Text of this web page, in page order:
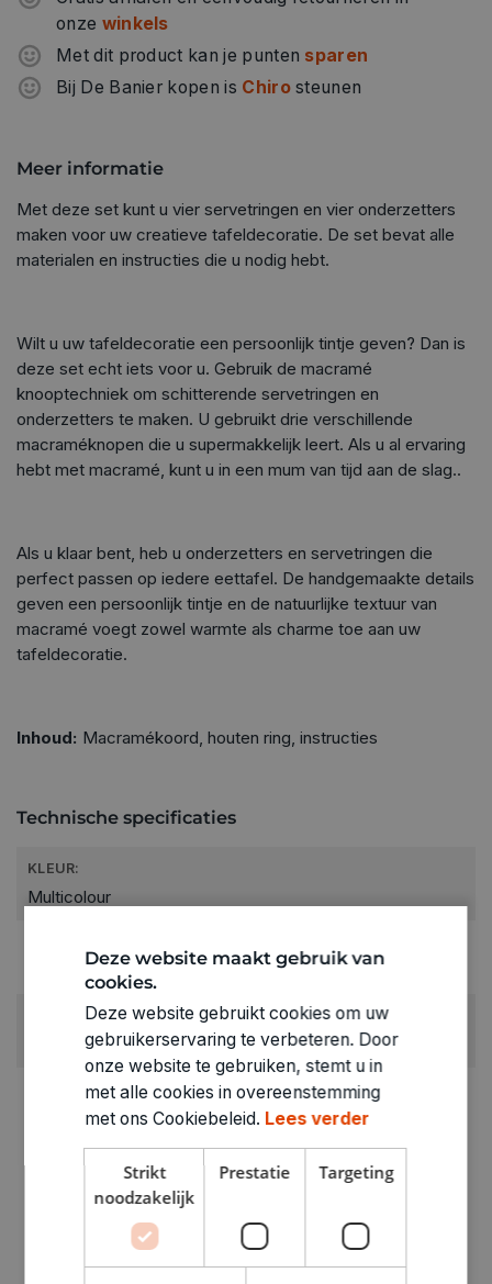
onze winkels
Met dit product kan je punten sparen
Bij De Banier kopen is Chirosteunen
Meer informatie
Met deze set kunt u vier servetringen en vier onderzetters
maken voor uw creatieve tafeldecoratie. De set bevat alle
materialen en instructies die u nodig hebt.
Wilt u uw tafeldecoratie een persoonlijk tintje geven? Dan is
deze set echt iets voor u. Gebruik de macramé
knooptechniek om schitterende servetringen en
onderzetters te maken. U gebruikt drie verschillende
macraméknopen die u supermakkelijk leert. Als u al ervaring
hebt met macramé, kunt u in een mum van tijd aan de slag..
Als u klaar bent, heb u onderzetters en servetringen die
perfect passen op iedere eettafel. De handgemaakte details
geven een persoonlijk tintje en de natuurlijke textuur van
macramé voegt zowel warmte als charme toe aan uw
tafeldecoratie.
Inhoud: Macramékoord, houten ring, instructies
Technische specificaties
KLEUR:
Multicolour
RUBRIEK:
Pakketten & koffers
ARTIKELNUMMER
0321551
Deze website maakt gebruik van
cookies.
Deze website gebruikt cookies om uw
gebruikerservaring te verbeteren. Door
onze website te gebruiken, stemt u in
met alle cookies in overeenstemming
met ons Cookiebeleid. Lees verder
Strikt
noodzakelijk
Prestatie Targeting